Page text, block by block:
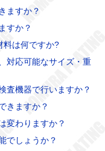
ますか？
すか？
料は何ですか?
対応可能なサイズ・重
査機器で行いますか？
きますか？
変わりますか？
でしょうか？